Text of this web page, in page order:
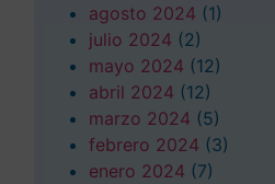
agosto 2024 (1)
julio 2024 (2)
mayo 2024 (12)
abril 2024 (12)
marzo 2024 (5)
febrero 2024 (3)
enero 2024 (7)